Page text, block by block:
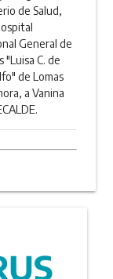
de Salud,
General de
"Luisa C. de
de Lomas
a Vanina